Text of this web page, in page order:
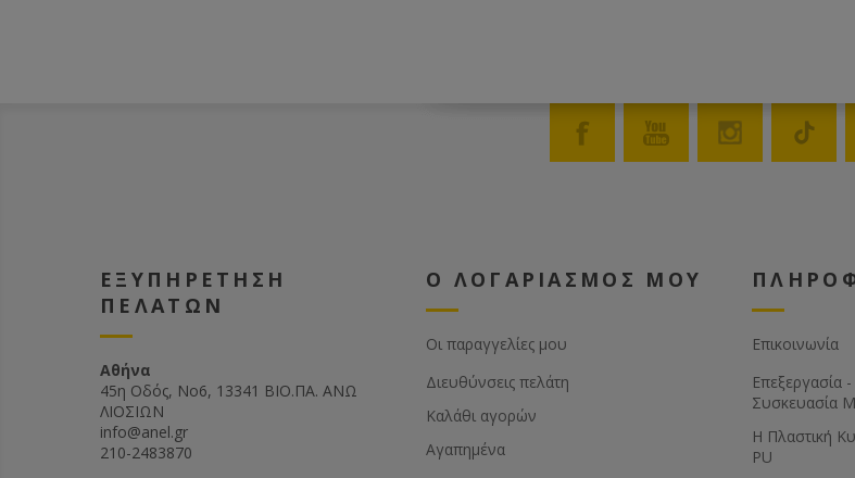
ΕΞΥΠΗΡΕΤΗΣΗ
ΠΕΛΑΤΩΝ
Αθήνα
45η Οδός, Νο6, 13341 ΒΙΟ.ΠΑ. ΑΝΩ
ΛΙΟΣΙΩΝ
info@anel.gr
210-2483870
Ο ΛΟΓΑΡΙΑΣΜΟΣ ΜΟΥ
Οι παραγγελίες μου
Διευθύνσεις πελάτη
Καλάθι αγορών
Αγαπημένα
Επικοινωνία
Επεξεργασία
Συσκευασία
Η Πλαστική
PU